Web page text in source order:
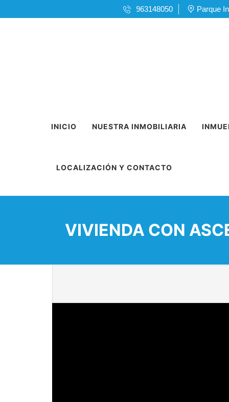
963148050 Parque
INICIO NUESTRA INMOBILIARIA
LOCALIZACIÓN Y CONTACTO
VIVIENDA CON